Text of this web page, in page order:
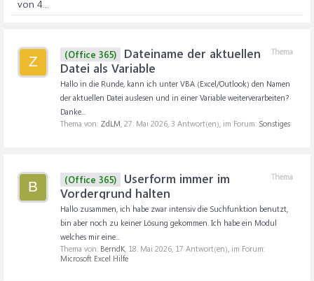
von 4...
Z
Thema
(Office 365)
Dateiname der aktuellen
Datei als Variable
Hallo in die Runde, kann ich unter VBA (Excel/Outlook) den Namen
der aktuellen Datei auslesen und in einer Variable weiterverarbeiten?
Danke...
Thema von: ZdLM, 27. Mai 2026, 3 Antwort(en), im Forum: Sonstiges
B
Thema
(Office 365)
Userform immer im
Vordergrund halten
Hallo zusammen, ich habe zwar intensiv die Suchfunktion benutzt,
bin aber noch zu keiner Lösung gekommen. Ich habe ein Modul
welches mir eine...
Thema von: BerndK, 18. Mai 2026, 17 Antwort(en), im Forum:
Microsoft Excel Hilfe